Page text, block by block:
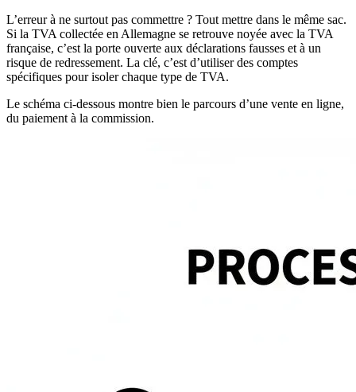
L’erreur à ne surtout pas commettre ? Tout mettre dans le même sac.
Si la TVA collectée en Allemagne se retrouve noyée avec la TVA
française, c’est la porte ouverte aux déclarations fausses et à un
risque de redressement. La clé, c’est d’utiliser des comptes
spécifiques pour isoler chaque type de TVA.
Le schéma ci-dessous montre bien le parcours d’une vente en ligne,
du paiement à la commission.